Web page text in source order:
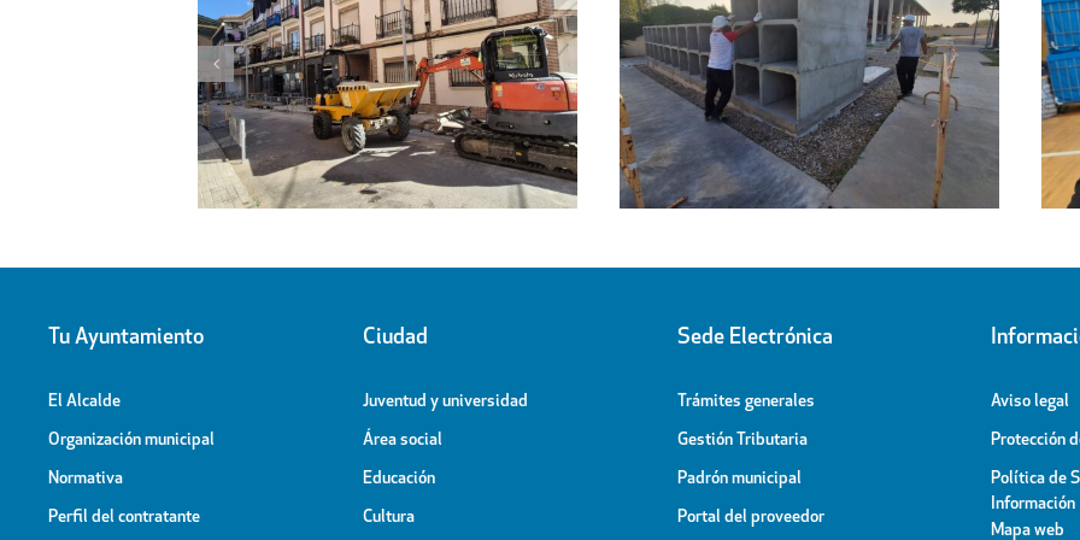
Obras de ampliación del
Cementerio-Tanatorio Municipal
Regresa a sus hogares el centenar
de personas acogidas en el
Pabellón Cubierto
Tu Ayuntamiento
El Alcalde
Organización municipal
Normativa
Perfil del contratante
Ciudad
Juventud y universidad
Área social
Educación
Cultura
Sede Electrónica
Trámites generales
Gestión Tributaria
Padrón municipal
Portal del proveedor
Aviso legal
Protección
Política de
Información
Mapa web